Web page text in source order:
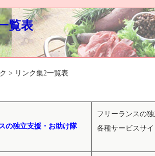
覧表
> リンク集2一覧表
の独立支援・お助け隊
フリーランスの
各種サービスサ